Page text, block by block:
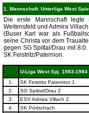
1. Mannschaft: Unterliga West
Die erste Mannschaft
Weitensfeld und Admira
(Buser Karl war als
seine Christa vor dem
gegen SG Spittal/Drau mit
SK Feistritz/Paternion.
U-Liga West Spj. 1983-1984
1.
SK Feistritz Paternion 1
2.
SG Spittal/Drau 2
3.
ESV Admira Villach 2
4.
SK Pörtschach